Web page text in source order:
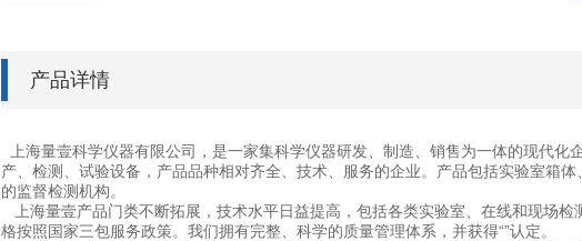
产品详情
上海量壹科学仪器有限公司，是一家集科学仪器研发、制造、销售为一体的现代
产、检测、试验设备，产品品种相对齐全、技术、服务的企业。产品包括实验室箱
的监督检测机构。
上海量壹产品门类不断拓展，技术水平日益提高，包括各类实验室、在线和现场
格按照国家三包服务政策。我们拥有完整、科学的质量管理体系，并获得“”认定。